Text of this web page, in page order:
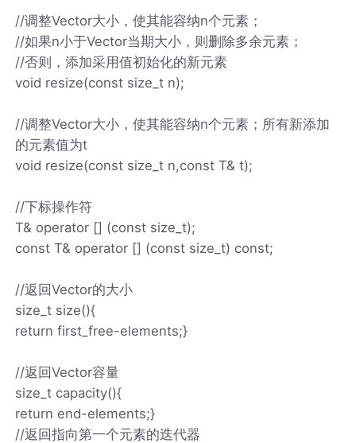
//调整Vector大小，使其能容纳n个元素；
//如果n小于Vector当期大小，则删除多余元素；
//否则，添加采用值初始化的新元素
void resize(const size_t n);
//调整Vector大小，使其能容纳n个元素；所有新添加
的元素值为t
void resize(const size_t n,const T& t);
//下标操作符
T& operator [] (const size_t);
const T& operator [] (const size_t) const;
//返回Vector的大小
size_t size(){
return first_free-elements;}
//返回Vector容量
size_t capacity(){
return end-elements;}
//返回指向第一个元素的迭代器